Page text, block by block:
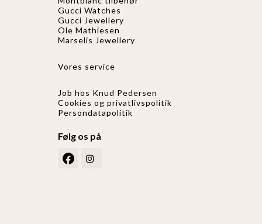
Gucci Watches
Gucci Jewellery
Ole Mathiesen
Marselis Jewellery
Vores service
Job hos Knud Pedersen
Cookies og privatlivspolitik
Persondatapolitik
Følg os på